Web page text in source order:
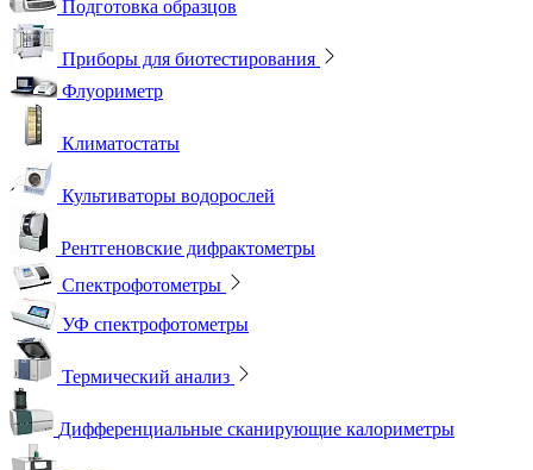
Подготовка образцов
Приборы для биотестирования
Флуориметр
Климатостаты
Культиваторы водорослей
Рентгеновские дифрактометры
Спектрофотометры
УФ спектрофотометры
Термический анализ
Дифференциальные сканирующие калориметры